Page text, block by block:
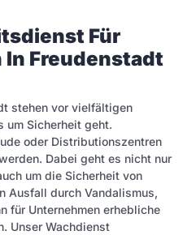
Für
Freudenstadt
stehen vor vielfältigen
um Sicherheit geht.
oder Distributionszentren
Dabei geht es nicht nur
um die Sicherheit von
Ausfall durch Vandalismus,
für Unternehmen erhebliche
Unser Wachdienst